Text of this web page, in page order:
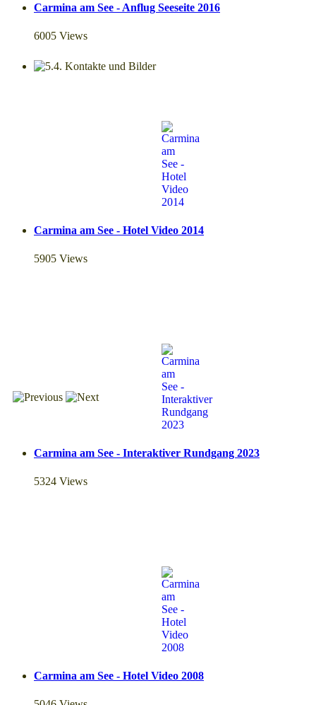
Carmina am See - Anflug Seeseite 2016
6005 Views
Carmina am See - Hotel Video 2014
5905 Views
Carmina am See - Interaktiver Rundgang 2023
5324 Views
Carmina am See - Hotel Video 2008